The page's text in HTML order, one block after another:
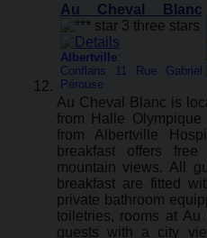
Au Cheval Blanc
Albertville:
Conflans 11 Rue Gabriel
Pérouse
Au Cheval Blanc is
from Halle
from Albertville
breakfast offers
mountain views. All
breakfast are fitted
private bathroom
toiletries, rooms at
guests with a city